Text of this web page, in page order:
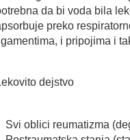
da bi voda bila
preko
i pripojima i
dejstvo
Svi oblici reumatizma